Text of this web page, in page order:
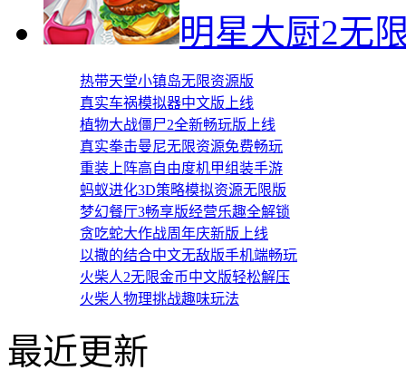
明星大厨2无
热带天堂小镇岛无限资源版
真实车祸模拟器中文版上线
植物大战僵尸2全新畅玩版上线
真实拳击曼尼无限资源免费畅玩
重装上阵高自由度机甲组装手游
蚂蚁进化3D策略模拟资源无限版
梦幻餐厅3畅享版经营乐趣全解锁
贪吃蛇大作战周年庆新版上线
以撒的结合中文无敌版手机端畅玩
火柴人2无限金币中文版轻松解压
火柴人物理挑战趣味玩法
最近更新